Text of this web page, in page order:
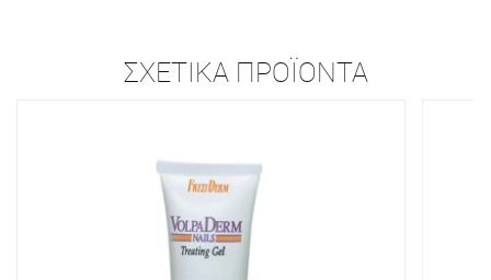
ΣΧΕΤΙΚΆ ΠΡΟΪΌΝΤΑ